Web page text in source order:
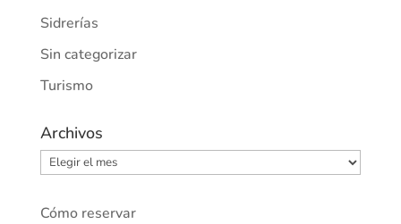
Sidrerías
Sin categorizar
Turismo
Archivos
Archivos
Cómo reservar